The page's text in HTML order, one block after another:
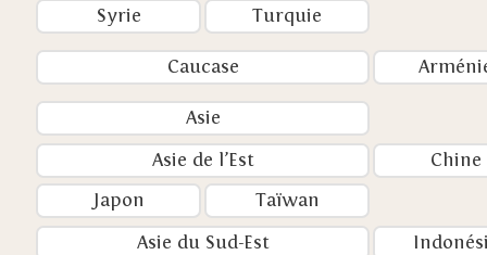
Syrie
Turquie
Caucase
Asie
Asie de l’Est
Chine
Japon
Taïwan
Asie du Sud-Est